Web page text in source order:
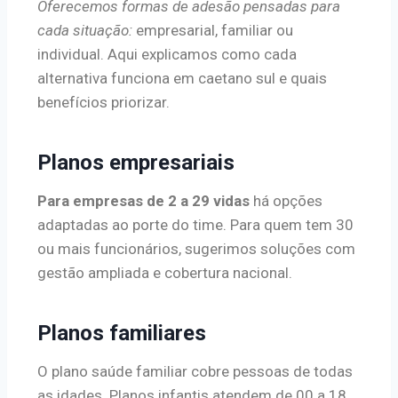
Oferecemos formas de adesão pensadas para
cada situação: empresarial, familiar ou
individual. Aqui explicamos como cada
alternativa funciona em caetano sul e quais
benefícios priorizar.
Planos empresariais
Para empresas de 2 a 29 vidas há opções
adaptadas ao porte do time. Para quem tem 30
ou mais funcionários, sugerimos soluções com
gestão ampliada e cobertura nacional.
Planos familiares
O plano saúde familiar cobre pessoas de todas